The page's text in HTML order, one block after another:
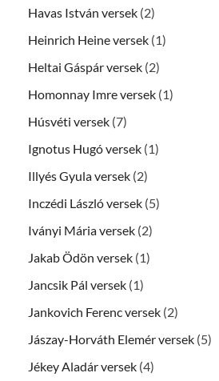
Havas István versek (2)
Heinrich Heine versek (1)
Heltai Gáspár versek (2)
Homonnay Imre versek (1)
Húsvéti versek (7)
Ignotus Hugó versek (1)
Illyés Gyula versek (2)
Inczédi László versek (5)
Iványi Mária versek (2)
Jakab Ödön versek (1)
Jancsik Pál versek (1)
Jankovich Ferenc versek (2)
Jászay-Horváth Elemér versek (5)
Jékey Aladár versek (4)